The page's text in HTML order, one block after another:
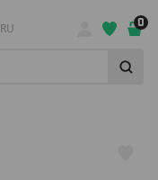
RU 0